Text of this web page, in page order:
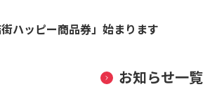
ハッピー商品券」始まります
お知らせ一覧